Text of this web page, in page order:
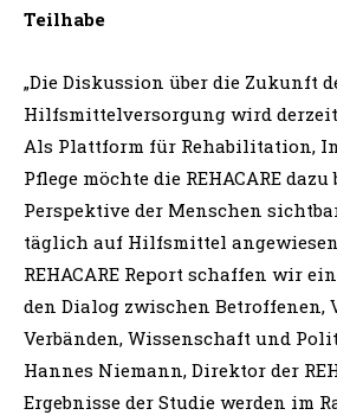
Teilhabe
„Die Diskussion über die Zukunft
Hilfsmittelversorgung wird
Als Plattform für Rehabilitation,
Pflege möchte die REHACARE
Perspektive der Menschen
täglich auf Hilfsmittel
REHACARE Report schaffen wir
den Dialog zwischen Betroffenen,
Verbänden, Wissenschaft und
Hannes Niemann, Direktor der
Ergebnisse der Studie werden im